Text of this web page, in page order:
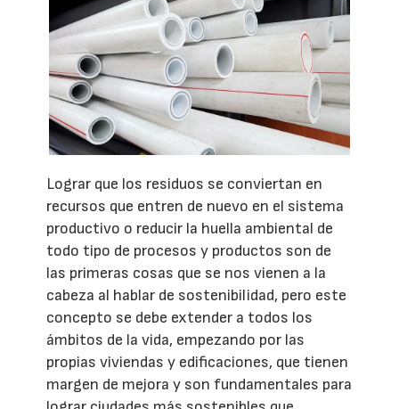
Lograr que los residuos se conviertan en
recursos que entren de nuevo en el sistema
productivo o reducir la huella ambiental de
todo tipo de procesos y productos son de
las primeras cosas que se nos vienen a la
cabeza al hablar de sostenibilidad, pero este
concepto se debe extender a todos los
ámbitos de la vida, empezando por las
propias viviendas y edificaciones, que tienen
margen de mejora y son fundamentales para